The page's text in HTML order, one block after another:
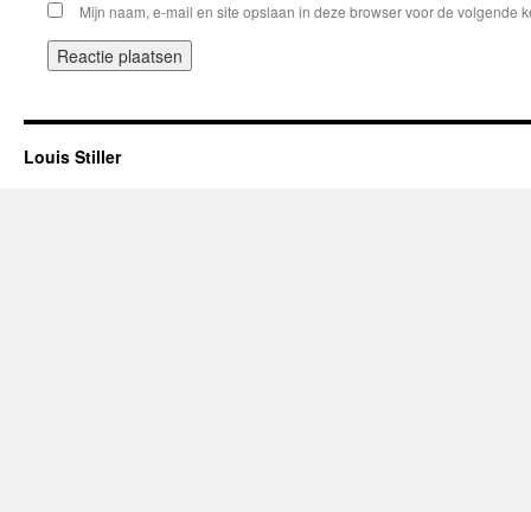
Mijn naam, e-mail en site opslaan in deze browser voor de volgende
Louis Stiller